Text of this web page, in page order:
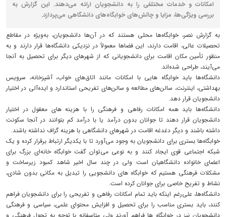
امکانات و خدمات مختلفی را به دانشجویان ارائه می‌دهند. این گزارش به
بررسی ویژگی‌ها، مزایا و چالش‌های خوابگاه‌های دانشگاهی می‌پردازد.
به گزارش نصر، خوابگاه‌ها محلی هستند که در آن‌ها دانشجویان، به‌ویژه در مقاطع
تحصیلات عالی، اقامت دارند، این فضاها معمولاً در نزدیکی دانشگاه‌ها قرار دارند و به
منظور تأمین مکان اقامت برای دانشجویانی که از شهرهای دیگر برای تحصیل به آنجا
می‌آیند، طراحی شده‌اند.
دانشگاه‌ها باید خوابگاه‌ هایی با امکانات مانند اتاق‌های خواب، آشپزخانه، سرویس
بهداشتی، اینترنت، سالن‌های مطالعه و سالن‌های تفریحی استاندارد و ایده‌آلی در اختیار
دانشجویان قرار دهد.
دانشگاه‌ها باید همه امکانات رفاهی و فرهنگی را با هزینه های معقول در اختیار
دانشجویان قرار دهند تا جوانان بدون درآمد یا با درآمد کم بتوانند در آنجا سکونت
داشته باشند و دیگر دغدغه اقامت در شهرهای دانشگاهی با هزینه گزاف نداشته باشند.
خوابگاه‌ها بستری برای دانشجویان به وجود می‌آورد تا با یکدیگر ارتباط برقرار کرده و یک
شبکه اجتماعی قوی ایجاد کنند و به نوعی می‌توان گفت خوابگاه خانه‌ای بزرگ برای
اعضای خانواده دانشگاهیان است ولی در چند سال اخیر شاهد کمبود زیرساخت و
مشکلات فرهنگی هستیم که خوابگاه های دانشجویی را تبدیل به مکانی بدون شادی،
نشاط و تفریح خاصی برای جوانان کرده است.
دانشگاه‌ها، علی‌رغم اینکه باید تمام امکانات رفاهی و تفریحی را برای دانشجویان فراهم
کنند، باید بستری مناسب را برای تحصیل و افزایش محتوای علمی، سیاسی و فرهنگی